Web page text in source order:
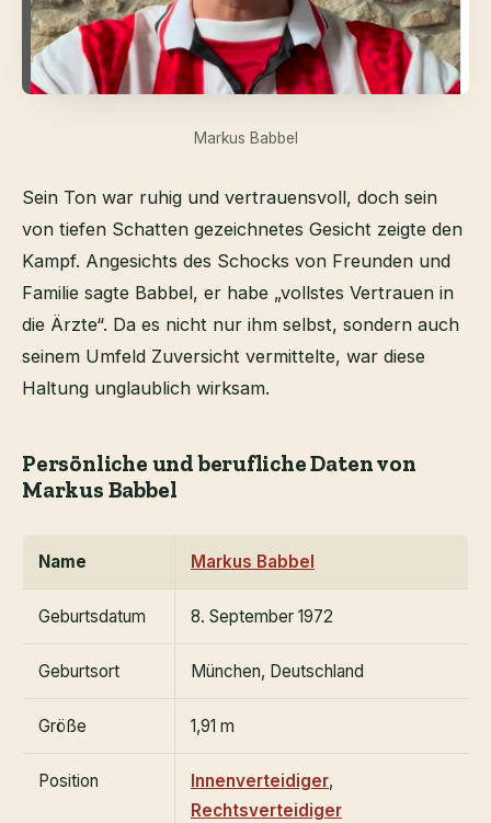
Markus Babbel
Sein Ton war ruhig und vertrauensvoll, doch sein
von tiefen Schatten gezeichnetes Gesicht zeigte den
Kampf. Angesichts des Schocks von Freunden und
Familie sagte Babbel, er habe „vollstes Vertrauen in
die Ärzte“. Da es nicht nur ihm selbst, sondern auch
seinem Umfeld Zuversicht vermittelte, war diese
Haltung unglaublich wirksam.
Persönliche und berufliche Daten von
Markus Babbel
Name Markus Babbel
Geburtsdatum 8. September 1972
Geburtsort München, Deutschland
Größe 1,91 m
Position Innenverteidiger,
Rechtsverteidiger